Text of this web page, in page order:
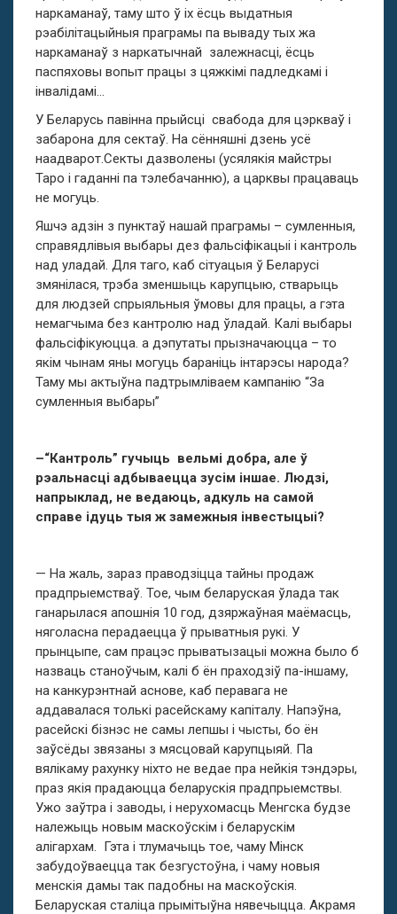
наркаманаў, таму што ў іх ёсць выдатныя
рэабілітацыйныя праграмы па вываду тых жа
наркаманаў з наркатычнай залежнасці, ёсць
паспяховы вопыт працы з цяжкімі падледкамі і
інвалідамі…
У Беларусь павінна прыйсці свабода для цэркваў і
забарона для сектаў. На сённяшні дзень усё
наадварот.Секты дазволены (усялякія майстры
Таро і гаданні па тэлебачанню), а царквы працаваць
не могуць.
Яшчэ адзін з пунктаў нашай праграмы – сумленныя,
справядлівыя выбары дез фальсіфікацыі і кантроль
над уладай. Для таго, каб сітуацыя ў Беларусі
змянілася, трэба зменшыць карупцыю, стварыць
для людзей спрыяльныя ўмовы для працы, а гэта
немагчыма без кантролю над ўладай. Калі выбары
фальсіфікуюцца. а дэпутаты прызначаюцца – то
якім чынам яны могуць бараніць інтарэсы народа?
Таму мы актыўна падтрымліваем кампанію “За
сумленныя выбары”
–“Кантроль” гучыць вельмі добра, але ў
рэальнасці адбываецца зусім іншае. Людзі,
напрыклад, не ведаюць, адкуль на самой
справе ідуць тыя ж замежныя інвестыцыі?
— На жаль, зараз праводзіцца тайны продаж
прадпрыемстваў. Тое, чым беларуская ўлада так
ганарылася апошнія 10 год, дзяржаўная маёмасць,
няголасна перадаецца ў прыватныя рукі. У
прынцыпе, сам працэс прыватызацыі можна было б
назваць станоўчым, калі б ён праходзіў па-іншаму,
на канкурэнтнай аснове, каб перавага не
аддавалася толькі расейскаму капіталу. Напэўна,
расейскі бізнэс не самы лепшы і чысты, бо ён
заўсёды звязаны з мясцовай карупцыяй. Па
вялікаму рахунку ніхто не ведае пра нейкія тэндэры,
праз якія прадаюцца беларускія прадпрыемствы.
Ужо заўтра і заводы, і нерухомасць Менгска будзе
належыць новым маскоўскім і беларускім
алігархам. Гэта і тлумачыць тое, чаму Мінск
забудоўваецца так безгустоўна, і чаму новыя
менскія дамы так падобны на маскоўскія.
Беларуская сталіца прымітыўна нявечыцца. Акрамя